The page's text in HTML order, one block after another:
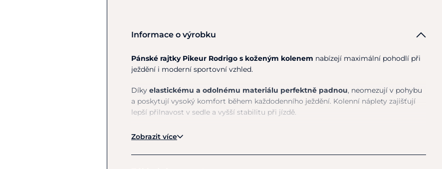
Informace o výrobku
Pánské rajtky Pikeur Rodrigo s koženým kolenem nabízejí maximální pohodlí při
ježdění i moderní sportovní vzhled.
Díky elastickému a odolnému materiálu perfektně padnou, neomezují v pohybu
a poskytují vysoký komfort během každodenního ježdění. Kolenní náplety zajišťují
lepší přilnavost v sedle a vyšší stabilitu při jízdě.
Rajtky jsou vybaveny dvěma šikmými předními kapsami a dvěma zadními kapsami
pohodlné nošení s opaskem. Moderní střih a kvalitní zpracování dělají z modelu
Zobrazit více